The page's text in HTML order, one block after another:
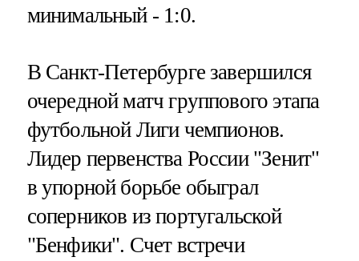
минимальный - 1:0.
В Санкт-Петербурге завершился
очередной матч группового этапа
футбольной Лиги чемпионов.
Лидер первенства России "Зенит"
в упорной борьбе обыграл
соперников из португальской
"Бенфики". Счет встречи